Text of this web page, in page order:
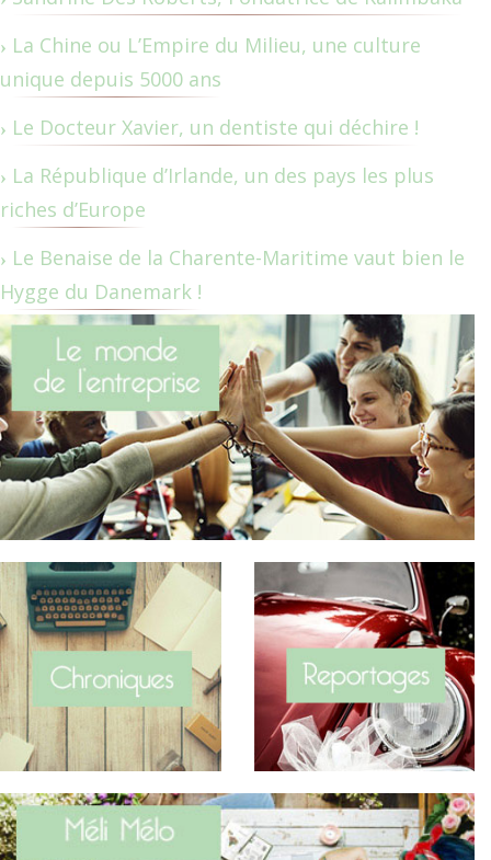
La Chine ou L’Empire du Milieu, une culture
unique depuis 5000 ans
Le Docteur Xavier, un dentiste qui déchire !
La République d’Irlande, un des pays les plus
riches d’Europe
Le Benaise de la Charente-Maritime vaut bien le
Hygge du Danemark !